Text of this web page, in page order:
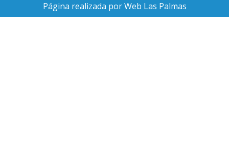
Página realizada porWeb Las Palmas